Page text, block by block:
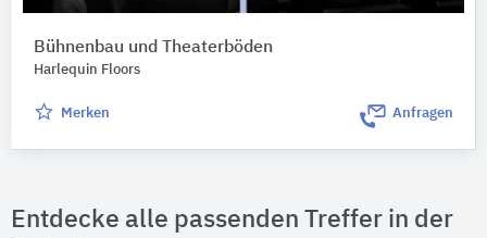
Bühnenbau und Theaterböden
Harlequin Floors
Merken Anfragen
Entdecke alle passenden Treffer in der